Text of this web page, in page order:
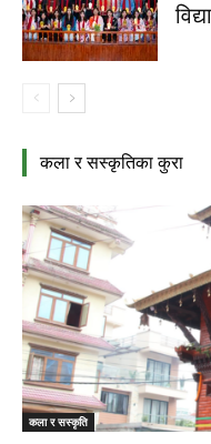
कला र सस्कृतिका कुरा
कला र स‌स्कृति